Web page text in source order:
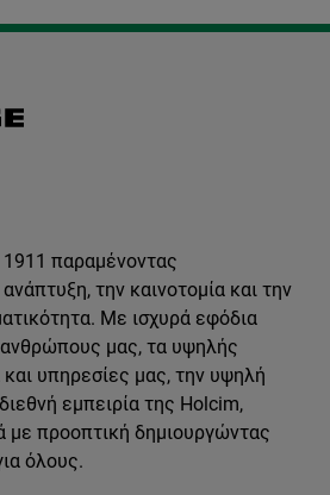
παραμένοντας
την καινοτομία και την
Με ισχυρά εφόδια
μας, τα υψηλής
υπηρεσίες μας, την υψηλή
εμπειρία της Holcim,
προοπτική δημιουργώντας
όλους.